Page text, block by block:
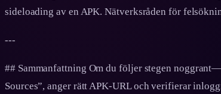
sideloading av en APK. Nätverksråden för
---
## Sammanfattning Om du följer stegen
Sources”, anger rätt APK‑URL och verifierar